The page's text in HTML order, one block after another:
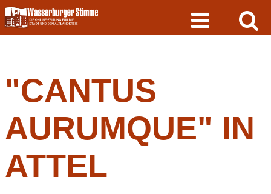
Skip
to
content
"CANTUS
AURUMQUE" IN
ATTEL